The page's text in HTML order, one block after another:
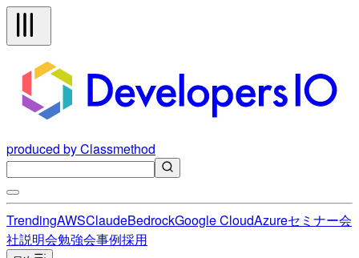
produced by Classmethod
TrendingAWSClaudeBedrockGoogle CloudAzureセミナー会
社説明会勉強会事例採用